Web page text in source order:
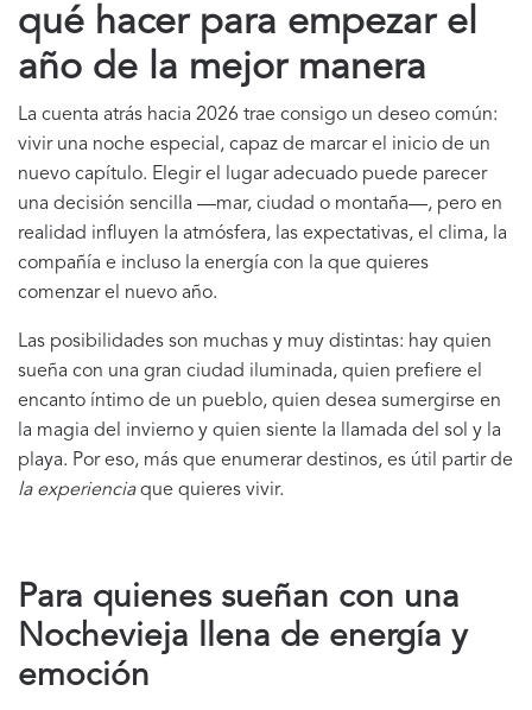
qué hacer para empezar el
año de la mejor manera
La cuenta atrás hacia 2026 trae consigo un deseo común:
vivir una noche especial, capaz de marcar el inicio de un
nuevo capítulo. Elegir el lugar adecuado puede parecer
una decisión sencilla —mar, ciudad o montaña—, pero en
realidad influyen la atmósfera, las expectativas, el clima, la
compañía e incluso la energía con la que quieres
comenzar el nuevo año.
Las posibilidades son muchas y muy distintas: hay quien
sueña con una gran ciudad iluminada, quien prefiere el
encanto íntimo de un pueblo, quien desea sumergirse en
la magia del invierno y quien siente la llamada del sol y la
playa. Por eso, más que enumerar destinos, es útil partir de
la experienciaque quieres vivir.
Para quienes sueñan con una
Nochevieja llena de energía y
emoción